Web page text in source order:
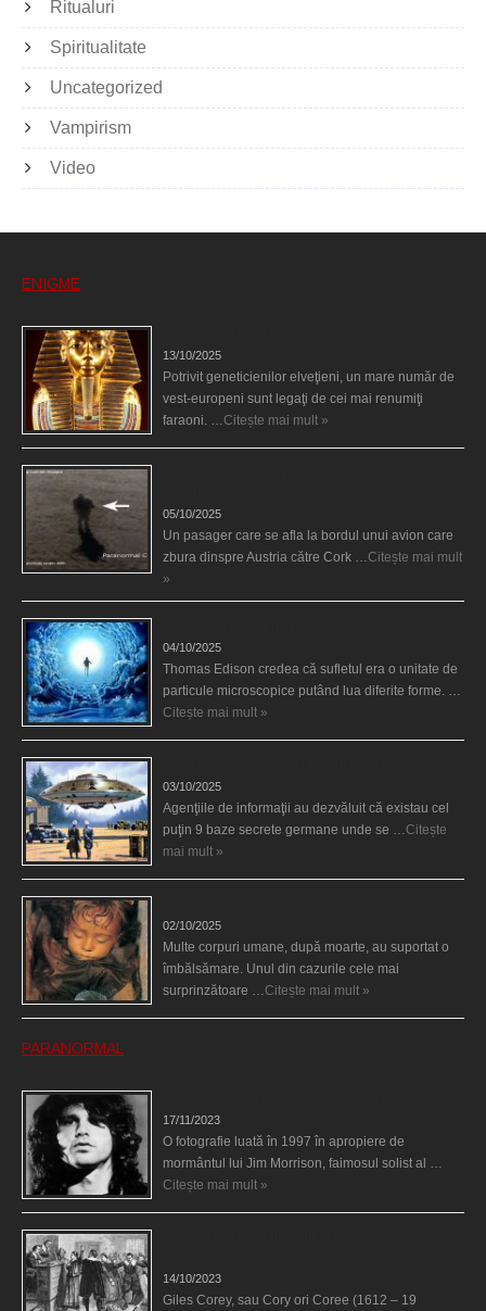
Ritualuri
Spiritualitate
Uncategorized
Vampirism
Video
ENIGME
13/10/2025
Potrivit geneticienilor elveţieni, un mare număr de
vest-europeni sunt legaţi de cei mai renumiţi
faraoni. …Citește mai mult »
05/10/2025
Un pasager care se afla la bordul unui avion care
zbura dinspre Austria către Cork …Citește mai mult
»
04/10/2025
Thomas Edison credea că sufletul era o unitate de
particule microscopice putând lua diferite forme. …
Citește mai mult »
03/10/2025
Agenţiile de informaţii au dezvăluit că existau cel
puţin 9 baze secrete germane unde se …Citește
mai mult »
02/10/2025
Multe corpuri umane, după moarte, au suportat o
îmbălsămare. Unul din cazurile cele mai
surprinzătoare …Citește mai mult »
PARANORMAL
17/11/2023
O fotografie luată în 1997 în apropiere de
mormântul lui Jim Morrison, faimosul solist al …
Citește mai mult »
14/10/2023
Giles Corey, sau Cory ori Coree (1612 – 19